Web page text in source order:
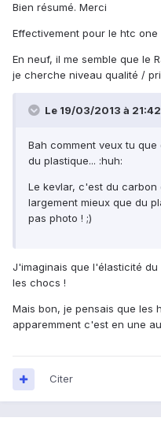
Bien résumé. Merci
Effectivement pour le htc
En neuf, il me semble que le
je cherche niveau qualité /
Le 19/03/2013 à
Bah comment veux tu
du plastique... :huh:
Le kevlar, c'est du carbon
largement mieux que du
pas photo ! ;)
J'imaginais que l'élasticité
les chocs !
Mais bon, je pensais que les
apparemment c'est en une
Citer